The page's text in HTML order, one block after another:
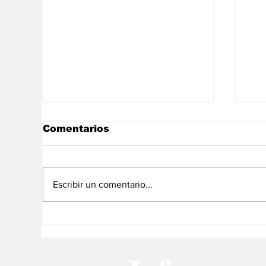
Comentarios
Escribir un comentario...